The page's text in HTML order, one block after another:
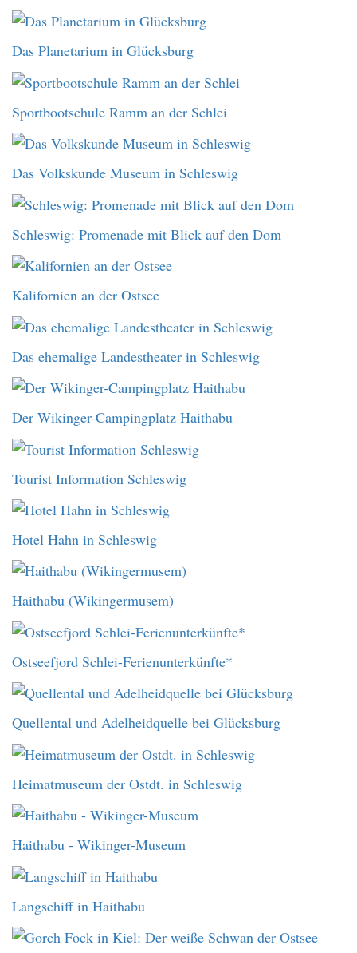
Das Planetarium in Glücksburg
Sportbootschule Ramm an der Schlei
Das Volkskunde Museum in Schleswig
Schleswig: Promenade mit Blick auf den Dom
Kalifornien an der Ostsee
Das ehemalige Landestheater in Schleswig
Der Wikinger-Campingplatz Haithabu
Tourist Information Schleswig
Hotel Hahn in Schleswig
Haithabu (Wikingermusem)
Ostseefjord Schlei-Ferienunterkünfte*
Quellental und Adelheidquelle bei Glücksburg
Heimatmuseum der Ostdt. in Schleswig
Haithabu - Wikinger-Museum
Langschiff in Haithabu